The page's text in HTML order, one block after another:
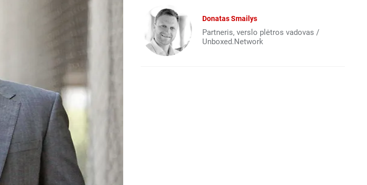
Donatas Smailys
Partneris, verslo plėtros vadovas /
Unboxed.Network